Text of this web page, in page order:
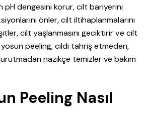
pH dengesini korur, cilt bariyerini
önler, cilt iltihaplanmalarını
cilt yaşlanmasını geciktirir ve cilt
peeling, cildi tahriş etmeden,
nazikçe temizler ve bakım
Peeling Nasıl